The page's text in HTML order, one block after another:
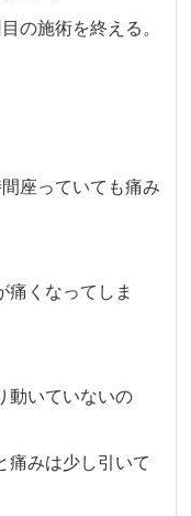
の施術を終える。
座っていても痛み
痛くなってしま
動いていないの
痛みは少し引いて